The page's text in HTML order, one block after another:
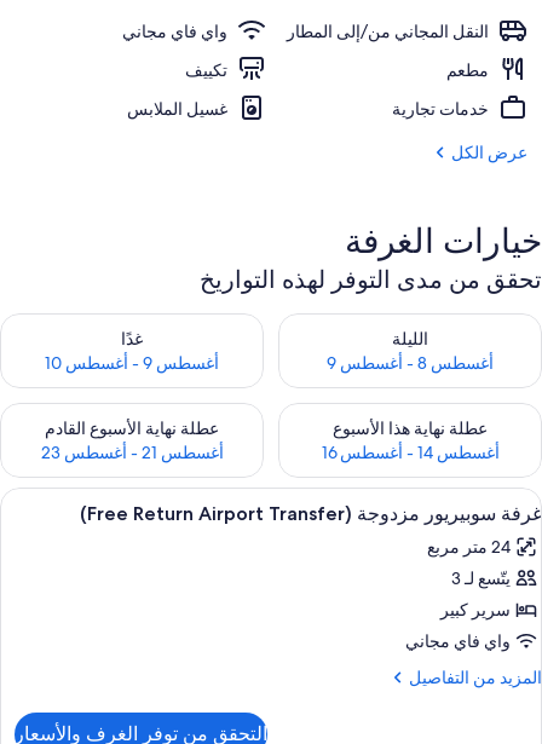
مطعم النقل المجاني من/إلى المطار
واي فاي مجاني
مطعم
تكييف
خدمات تجارية
غسيل الملابس
عرض الكل
خيارات الغرفة
تحقق من مدى التوفر لهذه التواريخ
الليلة
أغسطس 8 - أغسطس 9
تحقق من مدى التوفر لليلة للفترة أغسطس 8 - أغسطس 9
غدًا
أغسطس 9 - أغسطس 10
تحقق من مدى التوفر لغد للفترة أغسطس
عطلة نهاية هذا الأسبوع
أغسطس 14 - أغسطس 16
تحقق من مدى التوفر لعطلة نهاية هذا الأسبوع للفترة أغسطس 14 - أغسطس 16
عطلة نهاية الأسبوع القادم
أغسطس 21 - أغسطس 23
تحقق من مدى التوفر لعطلة نهاية
استعراض
جميع
صور
غرفة
سوبيريور
مزدوجة
(Free
Return
ميني بار وخزنة داخل الغرفة ومكتب
6
غرفة سوبيريور مزدوجة (Free Return Airport Transfer)
24 متر مربع
يتّسع لـ 3
سرير كبير
واي فاي مجاني
المزيد من التفاصيل
المزيد
التحقق من توفر الغرف والأسعار